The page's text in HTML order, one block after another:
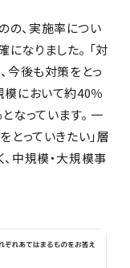
、実施率につい
なりました。 「対
今後も対策をとっ
模において約40％
なっています。 一
とっていきたい」層
中規模・大規模事